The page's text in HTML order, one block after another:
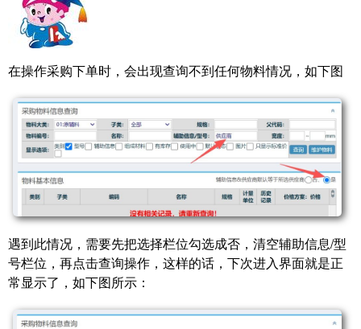
在操作采购下单时，会出现查询不到任何物料情况，如下图
遇到此情况，需要先把选择栏位勾选成否，清空辅助信息/型
号栏位，再点击查询操作，这样的话，下次进入界面就是正
常显示了，如下图所示：